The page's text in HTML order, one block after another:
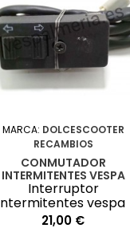
MARCA: DOLCESCOOTER
RECAMBIOS
CONMUTADOR
INTERMITENTES VESPA
Interruptor
vespa
Precio
21,00 €